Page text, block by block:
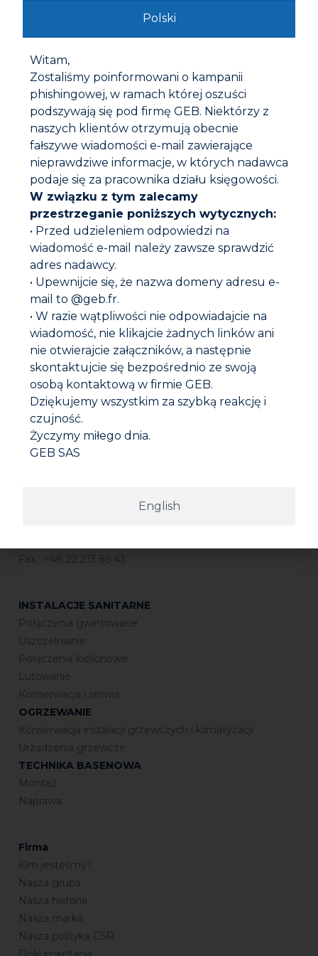
GEBEX PLUS LUB
GEB Polska Sp.
ul. Krakowiaków 80/98, 02-255 Warszawa Kapitał
zakładowy 400 000 PLN – NIP: 527-24-95-194 Regon:
140417094 – KRS 0000249707
INSTALACJE SANITARNE
Połączenia gwintowane
Uszczelnianie
Połączenia kielichowe
Lutowanie
Konserwacja i serwis
OGRZEWANIE
Konserwacja instalacji grzewczych i klimatyzacji
Urządzenia grzewcze
TECHNIKA BASENOWA
Montaż
Naprawa
Firma
Kim jesteśmy?
Nasza grupa
Nasza historia
Nasza marka
Nasza polityka CSR
Fax : +48 22 213 85 43
Polski
English
Witam,
Zostaliśmy poinformowani o kampanii
phishingowej, w ramach której oszuści
podszywają się pod firmę GEB. Niektórzy z
naszych klientów otrzymują obecnie
fałszywe wiadomości e-mail zawierające
nieprawdziwe informacje, w których nadawca
podaje się za pracownika działu księgowości.
W związku z tym zalecamy
przestrzeganie poniższych wytycznych:
• Przed udzieleniem odpowiedzi na
wiadomość e-mail należy zawsze sprawdzić
adres nadawcy.
• Upewnijcie się, że nazwa domeny adresu e-
mail to @geb.fr.
• W razie wątpliwości nie odpowiadajcie na
wiadomość, nie klikajcie żadnych linków ani
nie otwierajcie załączników, a następnie
skontaktujcie się bezpośrednio ze swoją
osobą kontaktową w firmie GEB.
Dziękujemy wszystkim za szybką reakcję i
czujność.
Życzymy miłego dnia.
GEB SAS